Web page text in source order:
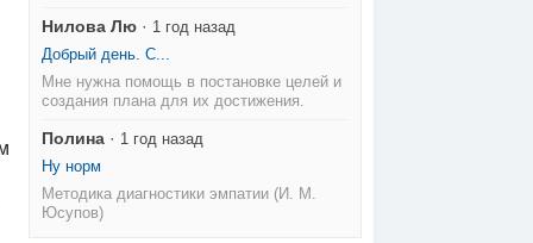
Нилова Лю · 1 год назад
Добрый день. С...
Мне нужна помощь в постановке целей и
создания плана для их достижения.
Полина · 1 год назад
Ну норм
Методика диагностики эмпатии (И. М.
Юсупов)